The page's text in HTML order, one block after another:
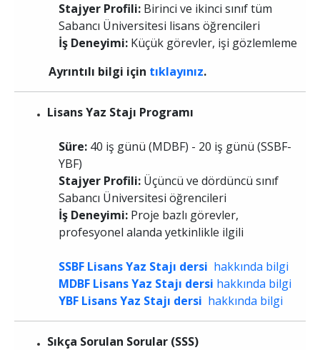
Stajyer Profili: Birinci ve ikinci sınıf tüm
Sabancı Üniversitesi lisans öğrencileri
İş Deneyimi: Küçük görevler, işi gözlemleme
Ayrıntılı bilgi için tıklayınız.
Lisans Yaz Stajı Programı
Süre: 40 iş günü (MDBF) - 20 iş günü (SSBF-
YBF)
Stajyer Profili: Üçüncü ve dördüncü sınıf
Sabancı Üniversitesi öğrencileri
İş Deneyimi: Proje bazlı görevler,
profesyonel alanda yetkinlikle ilgili
SSBF Lisans Yaz Stajı dersi hakkında bilgi
MDBF Lisans Yaz Stajı dersi hakkında bilgi
YBF Lisans Yaz Stajı dersi hakkında bilgi
Sıkça Sorulan Sorular (SSS)